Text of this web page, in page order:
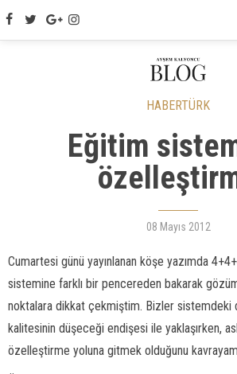
HABERTÜRK
Eğitim
08 Mayıs 2012
Cumartesi günü yayınlanan köşe yazımda
sistemine farklı bir pencereden bakarak
noktalara dikkat çekmiştim. Bizler sistemdeki
kalitesinin düşeceği endişesi ile yaklaşırken,
özelleştirme yoluna gitmek olduğunu